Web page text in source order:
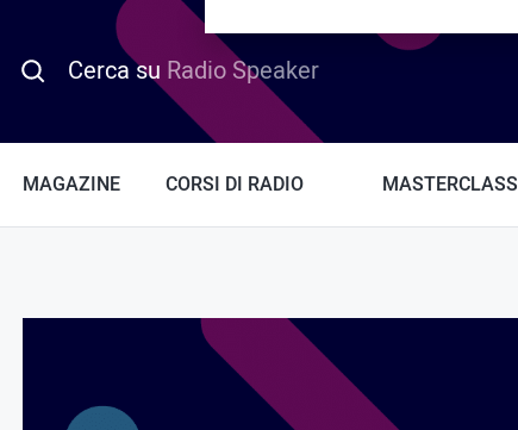
Cerca su Radio Speaker
MAGAZINE CORSI DI RADIO MASTERCLASS